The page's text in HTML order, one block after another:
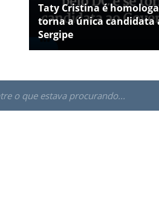
Taty Cristina é
torna a única candidata
Sergipe